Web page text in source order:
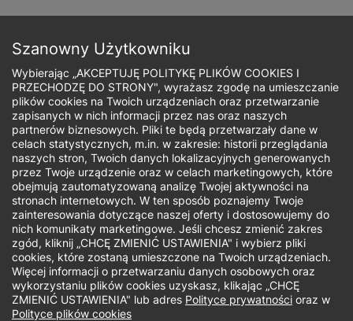
treści
Ścieżka
nawigacyjna
Studia I stopnia
Szanowny Użytkowniku
Wybierając „AKCEPTUJĘ POLITYKĘ PLIKÓW COOKIES I
PRZECHODZĘ DO STRONY", wyrażasz zgodę na umieszczanie
plików cookies na Twoich urządzeniach oraz przetwarzanie
zapisanych w nich informacji przez nas oraz naszych
partnerów biznesowych. Pliki te będą przetwarzały dane w
celach statystycznych, m.in. w zakresie: historii przeglądania
naszych stron, Twoich danych lokalizacyjnych generowanych
przez Twoje urządzenie oraz w celach marketingowych, które
obejmują zautomatyzowaną analizę Twojej aktywności na
stronach internetowych. W ten sposób poznajemy Twoje
zainteresowania dotyczące naszej oferty i dostosowujemy do
nich komunikaty marketingowe. Jeśli chcesz zmienić zakres
zgód, kliknij „CHCĘ ZMIENIĆ USTAWIENIA" i wybierz pliki
cookies, które zostaną umieszczone na Twoich urządzeniach.
Więcej informacji o przetwarzaniu danych osobowych oraz
wykorzystaniu plików cookies uzyskasz, klikając „CHCĘ
ZMIENIĆ USTAWIENIA" lub adres Polityce prywatności oraz w
Polityce plików cookies